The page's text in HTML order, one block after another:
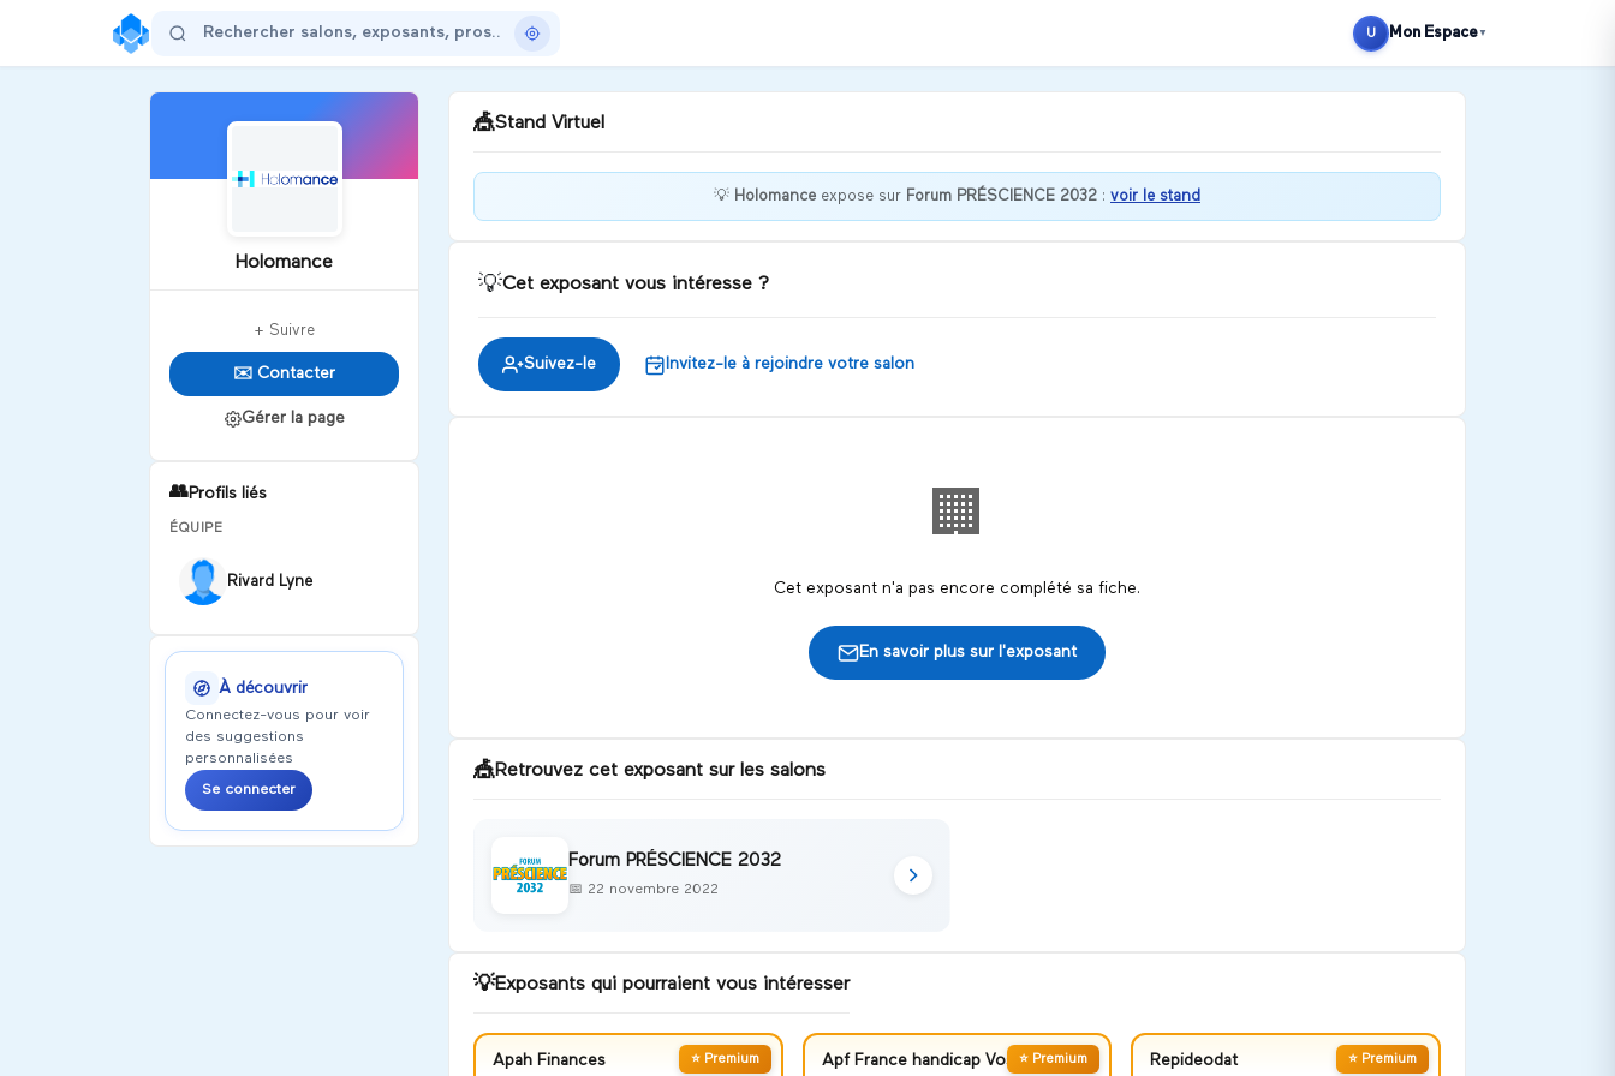
U Mon Espace ▼
Holomance
+ Suivre
✉️ Contacter
Gérer la page
👥Profils liés
ÉQUIPE
Rivard Lyne
À découvrir
Connectez-vous pour voir
des suggestions
personnalisées
Se connecter
🎪Stand Virtuel
Discuter
💡 Holomance expose sur Forum PRÉSCIENCE 2032 : voir le stand
💡Cet exposant vous intéresse ?
Suivez-le Invitez-le à rejoindre votre salon
🏢
Cet exposant n'a pas encore complété sa fiche.
En savoir plus sur l'exposant
🎪Retrouvez cet exposant sur les salons
Forum PRÉSCIENCE 2032
📅 22 novembre 2022
💡Exposants qui pourraient vous intéresser
⭐ Premium
Apah Finances ⭐ Premium
Apf France handicap Vosges ⭐ Premium
Repideodat